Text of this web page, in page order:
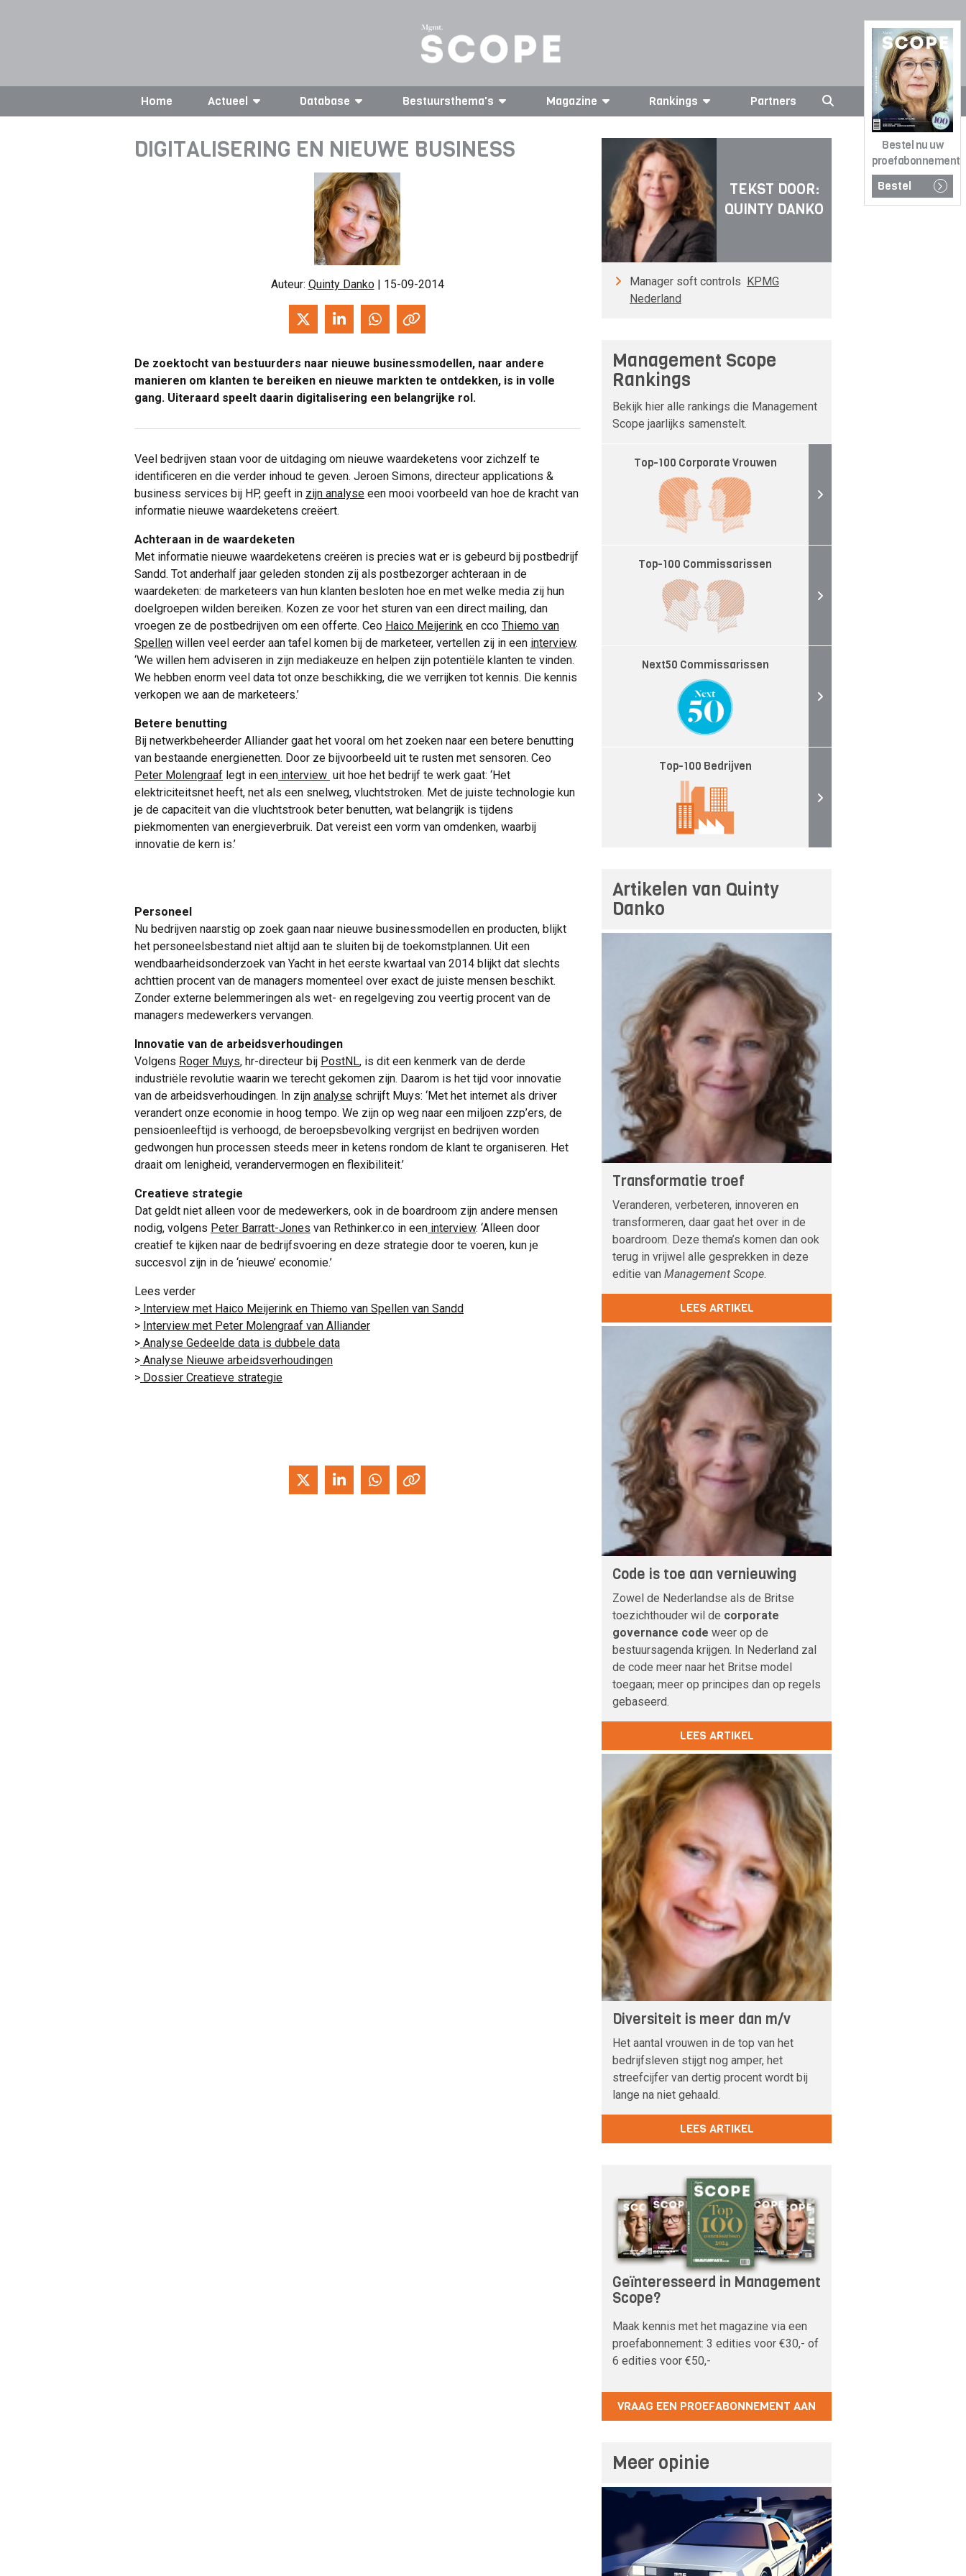
Bestel nu uw
proefabonnement
Bestel
Home Actueel Database Bestuursthema's Magazine Rankings Partners
DIGITALISERING EN NIEUWE BUSINESS
Auteur: Quinty Danko | 15-09-2014
De zoektocht van bestuurders naar nieuwe businessmodellen, naar andere
manieren om klanten te bereiken en nieuwe markten te ontdekken, is in volle
gang. Uiteraard speelt daarin digitalisering een belangrijke rol.
Veel bedrijven staan voor de uitdaging om nieuwe waardeketens voor zichzelf te
identificeren en die verder inhoud te geven. Jeroen Simons, directeur applications &
business services bij HP, geeft in zijn analyse een mooi voorbeeld van hoe de kracht van
informatie nieuwe waardeketens creëert.
Achteraan in de waardeketen
Met informatie nieuwe waardeketens creëren is precies wat er is gebeurd bij postbedrijf
Sandd. Tot anderhalf jaar geleden stonden zij als postbezorger achteraan in de
waardeketen: de marketeers van hun klanten besloten hoe en met welke media zij hun
doelgroepen wilden bereiken. Kozen ze voor het sturen van een direct mailing, dan
vroegen ze de postbedrijven om een offerte. Ceo Haico Meijerink en cco Thiemo van
Spellen willen veel eerder aan tafel komen bij de marketeer, vertellen zij in een interview.
‘We willen hem adviseren in zijn mediakeuze en helpen zijn potentiële klanten te vinden.
We hebben enorm veel data tot onze beschikking, die we verrijken tot kennis. Die kennis
verkopen we aan de marketeers.’
Betere benutting
Bij netwerkbeheerder Alliander gaat het vooral om het zoeken naar een betere benutting
van bestaande energienetten. Door ze bijvoorbeeld uit te rusten met sensoren. Ceo
Peter Molengraaf legt in een interview uit hoe het bedrijf te werk gaat: ‘Het
elektriciteitsnet heeft, net als een snelweg, vluchtstroken. Met de juiste technologie kun
je de capaciteit van die vluchtstrook beter benutten, wat belangrijk is tijdens
piekmomenten van energieverbruik. Dat vereist een vorm van omdenken, waarbij
innovatie de kern is.’
Personeel
Nu bedrijven naarstig op zoek gaan naar nieuwe businessmodellen en producten, blijkt
het personeelsbestand niet altijd aan te sluiten bij de toekomstplannen. Uit een
wendbaarheidsonderzoek van Yacht in het eerste kwartaal van 2014 blijkt dat slechts
achttien procent van de managers momenteel over exact de juiste mensen beschikt.
Zonder externe belemmeringen als wet- en regelgeving zou veertig procent van de
managers medewerkers vervangen.
Innovatie van de arbeidsverhoudingen
Volgens Roger Muys, hr-directeur bij PostNL, is dit een kenmerk van de derde
industriële revolutie waarin we terecht gekomen zijn. Daarom is het tijd voor innovatie
van de arbeidsverhoudingen. In zijn analyse schrijft Muys: ‘Met het internet als driver
verandert onze economie in hoog tempo. We zijn op weg naar een miljoen zzp’ers, de
pensioenleeftijd is verhoogd, de beroepsbevolking vergrijst en bedrijven worden
gedwongen hun processen steeds meer in ketens rondom de klant te organiseren. Het
draait om lenigheid, verandervermogen en flexibiliteit.’
Creatieve strategie
Dat geldt niet alleen voor de medewerkers, ook in de boardroom zijn andere mensen
nodig, volgens Peter Barratt-Jones van Rethinker.co in een interview. ‘Alleen door
creatief te kijken naar de bedrijfsvoering en deze strategie door te voeren, kun je
succesvol zijn in de ‘nieuwe’ economie.’
Lees verder
> Interview met Haico Meijerink en Thiemo van Spellen van Sandd
> Interview met Peter Molengraaf van Alliander
> Analyse Gedeelde data is dubbele data
> Analyse Nieuwe arbeidsverhoudingen
> Dossier Creatieve strategie
TEKST DOOR:
QUINTY DANKO
Manager soft controls KPMG
Nederland
Management Scope
Rankings
Bekijk hier alle rankings die Management
Scope jaarlijks samenstelt.
Top-100 Corporate Vrouwen
Top-100 Commissarissen
Next50 Commissarissen
Top-100 Bedrijven
Artikelen van Quinty
Danko
Transformatie troef
Veranderen, verbeteren, innoveren en
transformeren, daar gaat het over in de
boardroom. Deze thema’s komen dan ook
terug in vrijwel alle gesprekken in deze
editie van Management Scope.
LEES ARTIKEL
Code is toe aan vernieuwing
Zowel de Nederlandse als de Britse
toezichthouder wil de corporate
governance code weer op de
bestuursagenda krijgen. In Nederland zal
de code meer naar het Britse model
toegaan; meer op principes dan op regels
gebaseerd.
LEES ARTIKEL
Diversiteit is meer dan m/v
Het aantal vrouwen in de top van het
bedrijfsleven stijgt nog amper, het
streefcijfer van dertig procent wordt bij
lange na niet gehaald.
LEES ARTIKEL
Geïnteresseerd in Management
Scope?
Maak kennis met het magazine via een
proefabonnement: 3 edities voor €30,- of
6 edities voor €50,-
VRAAG EEN PROEFABONNEMENT AAN
Meer opinie